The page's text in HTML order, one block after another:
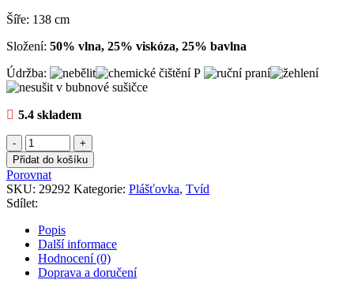
Šíře: 138 cm
Složení: 50% vlna, 25% viskóza, 25% bavlna
Údržba:
5.4 skladem
Tvíd
červeno-
šedý
kabátový
double
množství
Přidat do košíku
Porovnat
SKU: 29292 Kategorie: Plášťovka, Tvíd
Sdílet:
Popis
Další informace
Hodnocení (0)
Doprava a doručení